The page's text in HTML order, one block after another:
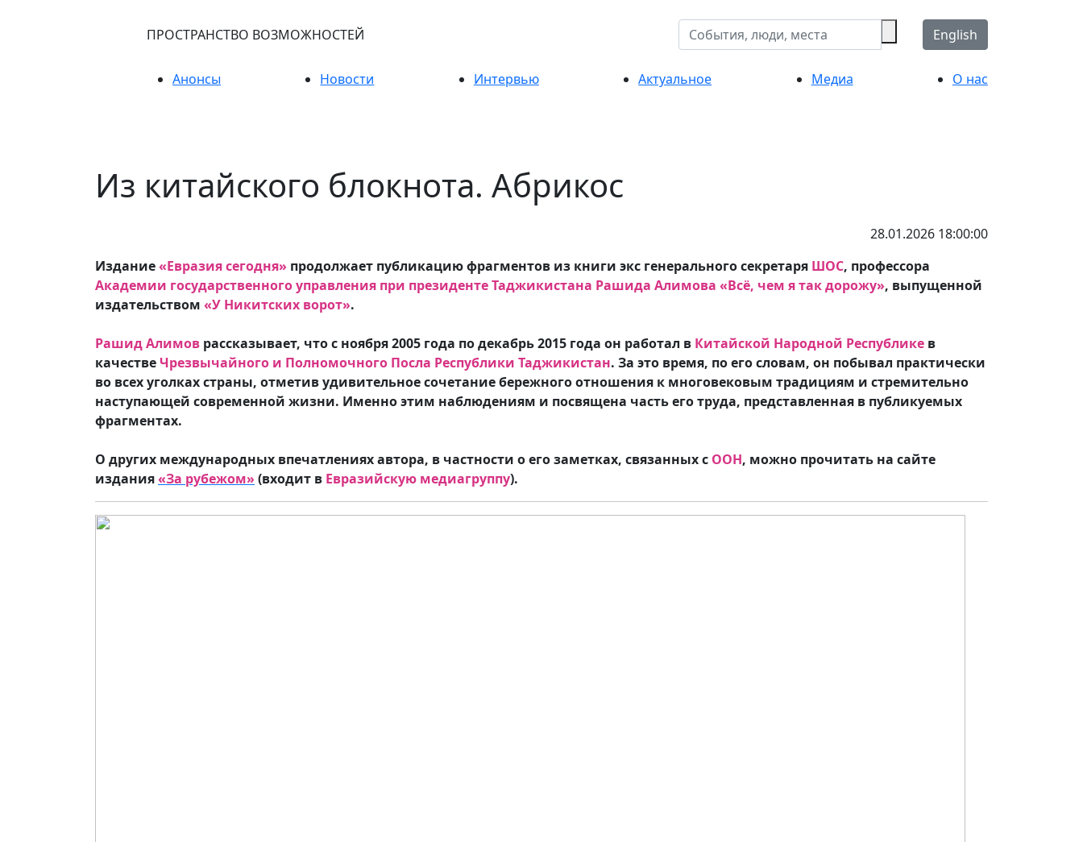
ПРОСТРАНСТВО ВОЗМОЖНОСТЕЙ English
Анонсы Новости Интервью Актуальное Медиа О нас
Из китайского блокнота. Абрикос
28.01.2026 18:00:00
Издание«Евразия сегодня» продолжает публикацию фрагментов из книги экс генерального секретаря ШОС, профессора
Академии государственного управления при президентеТаджикистана Рашида Алимова «Всё, чем я так дорожу», выпущенной
издательством «У Никитских ворот».
Рашид Алимов рассказывает, что с ноября 2005 года по декабрь 2015 года он работал в Китайской Народной Республике в
качествеЧрезвычайного и Полномочного Посла Республики Таджикистан. За это время, по его словам, он побывал практически
во всех уголках страны, отметив удивительное сочетание бережного отношения к многовековым традициям и стремительно
наступающей современной жизни. Именно этим наблюдениям и посвящена часть его труда, представленная в публикуемых
фрагментах.
О других международных впечатлениях автора, в частности о его заметках, связанных с ООН, можно прочитать на сайте
издания«За рубежом» (входит в Евразийскую медиагруппу).